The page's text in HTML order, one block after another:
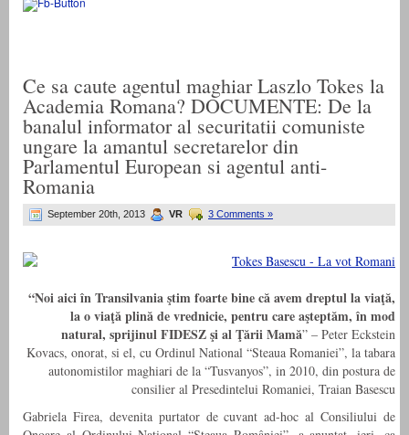
Ce sa caute agentul maghiar Laszlo Tokes la
Academia Romana? DOCUMENTE: De la
banalul informator al securitatii comuniste
ungare la amantul secretarelor din
Parlamentul European si agentul anti-
Romania
September 20th, 2013 VR 3 Comments »
“Noi aici în Transilvania ştim foarte bine că avem dreptul la viaţă,
la o viaţă plină de vrednicie, pentru care aşteptăm, în mod
natural, sprijinul FIDESZ şi al Ţării Mamă” – Peter Eckstein
Kovacs, onorat, si el, cu Ordinul National “Steaua Romaniei”, la tabara
autonomistilor maghiari de la “Tusvanyos”, in 2010, din postura de
consilier al Presedintelui Romaniei, Traian Basescu
Gabriela Firea, devenita purtator de cuvant ad-hoc al Consiliului de